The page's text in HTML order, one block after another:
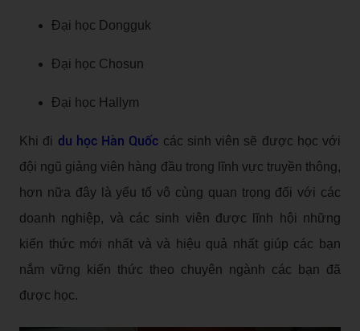
Đại học Dongguk
Đại học Chosun
Đại học Hallym
Khi đi du học Hàn Quốc các sinh viên sẽ được học với
đội ngũ giảng viên hàng đầu trong lĩnh vực truyền thông,
hơn nữa đây là yếu tố vô cùng quan trọng đối với các
doanh nghiệp, và các sinh viên được lĩnh hội những
kiến thức mới nhất và và hiệu quả nhất giúp các bạn
nắm vững kiến thức theo chuyên ngành các bạn đã
được học.